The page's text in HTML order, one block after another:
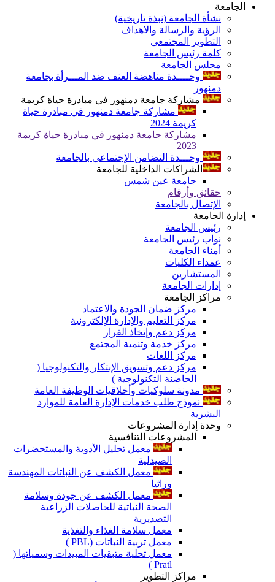
الجامعة
نشأة الجامعة (نبذة تاريخية)
الرؤية والرسالة والاهداف
التطوير المجتمعى
كلمة رئيس الجامعة
مجلس الجامعة
وحــــدة مناهضة العنف ضد المـــرأة بجامعة
دمنهور
مشاركة جامعة دمنهور في مبادرة حياة كريمة
مشاركة جامعة دمنهور في مبادرة حياة
كريمة 2024
مشاركة جامعة دمنهور في مبادرة حياة كريمة
2023
وحـــدة التضامن الإجتماعى بالجامعة
الشراكات الداخلية للجامعة
جامعة عين شمس
حقائق وأرقام
الإتصال بالجامعة
إدارة الجامعة
رئيس الجامعة
نواب رئيس الجامعة
أمناء الجامعة
عمداء الكليات
المستشارين
إدارات الجامعة
مراكز الجامعة
مركز ضمان الجودة والاعتماد
مركز التعليم والإدارة الإلكترونية
مركز دعم وإتخاذ القرار
مركز خدمة وتنمية المجتمع
مركز اللغات
مركز دعم وتسويق الإبتكار والتكنولوجيا (
الحاضنة التكنولوجية )
مدونة سلوكيات وأخلاقيات الوظيفة العامة
نموذج طلب خدمات الإدارة العامة للموارد
البشرية
وحدة إدارة المشروعات
المشروعات التنافسية
معمل تحليل الأدوية والمستحضرات
الصيدلية
معمل الكشف عن النباتات المهندسة
وراثيا
معمل الكشف عن جودة وسلامة
الصحة النباتية للحاصلات الزراعية
التصديرية
معمل سلامة الغذاء والتغذية
معمل تربية النباتات (PBL )
معمل تحلية متبقيات المبيدات وسمياتها (
Pratl )
مراكز التطوير